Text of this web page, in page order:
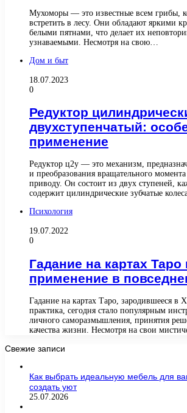
Мухоморы — это известные всем грибы,
встретить в лесу. Они обладают яркими
белыми пятнами, что делает их
узнаваемыми. Несмотря на свою…
Дом и быт
18.07.2023
0
Редуктор
двухступенчатый:
применение
Редуктор ц2у — это механизм,
и преобразования вращательного момента
приводу. Он состоит из двух ступеней,
содержит цилиндрические зубчатые
Психология
19.07.2022
0
Гадание на картах Таро
применение в
Гадание на картах Таро, зародившееся в
практика, сегодня стало популярным
личного саморазмышления, принятия
качества жизни. Несмотря на свои
Свежие записи
Как выбрать идеальную мебель для
создать уют
25.07.2026